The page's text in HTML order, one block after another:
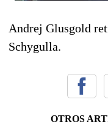
Andrej Glusgold
Schygulla.
OTROS